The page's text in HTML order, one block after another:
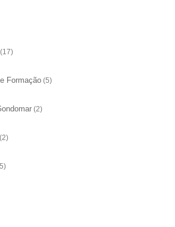
(17)
Formação (5)
(2)
(2)